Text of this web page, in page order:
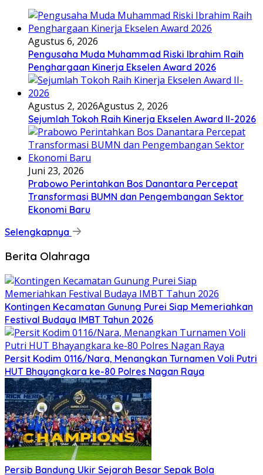
Agustus 6, 2026
Pengusaha Muda Muhammad Riski Ibrahim Raih
Penghargaan Kinerja Ekselen Award 2026
Agustus 2, 2026Agustus 2, 2026
Sejumlah Tokoh Raih Kinerja Ekselen Award II-2026
Juni 23, 2026
Prabowo Perintahkan Bos Danantara Percepat
Transformasi BUMN dan Pengembangan Sektor
Ekonomi Baru
Selengkapnya
Berita Olahraga
Kontingen Kecamatan Gunung Purei Siap Memeriahkan
Festival Budaya IMBT Tahun 2026
Persit Kodim 0116/Nara, Menangkan Turnamen Voli Putri
HUT Bhayangkara ke-80 Polres Nagan Raya
Persib Bandung Ukir Sejarah Besar Sepak Bola